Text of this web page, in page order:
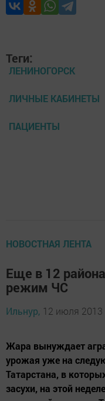
Теги:
ЛЕНИНОГОРСК
ЛИЧНЫЕ КАБИНЕТЫ
ПАЦИЕНТЫ
НОВОСТНАЯ ЛЕНТА
Еще в 12
режим ЧС
Ильнур, 12 июля 2013
Жара вынуждает
урожая уже на
Татарстана, в
засухи, на этой